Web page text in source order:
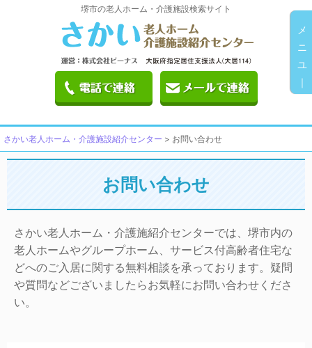
堺市の老人ホーム・介護施設検索サイト
さかい老人ホーム・介護施設紹介センター > お問い合わせ
お問い合わせ
さかい老人ホーム・介護施紹介センターでは、堺市内の
老人ホームやグループホーム、サービス付高齢者住宅な
どへのご入居に関する無料相談を承っております。疑問
や質問などございましたらお気軽にお問い合わせくださ
い。
メ
ニ
ユ
｜